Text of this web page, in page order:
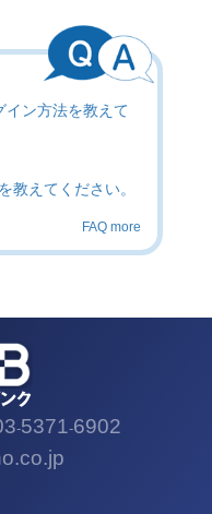
イン方法を教えて
教えてください。
FAQ more
-5371-6902